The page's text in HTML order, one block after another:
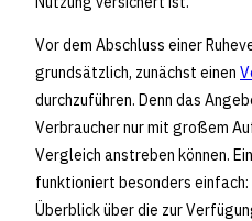
Vor dem Abschluss einer
grundsätzlich, zunächst einen
durchzuführen. Denn das
Verbraucher nur mit großem
Vergleich anstreben können.
funktioniert besonders
Überblick über die zur